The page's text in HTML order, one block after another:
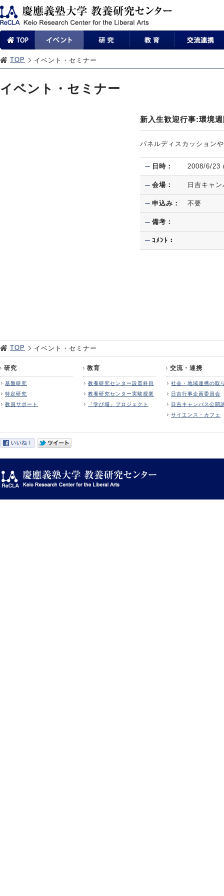
TOP イベント・セミナー
イベント・セミナー
新入生歓迎行事:環境
パネルディスカッション
日時： 2008/6/23
会場： 日吉キャ
申込み： 不要
備考：
ｺﾒﾝﾄ：
TOP イベント・セミナー
研究
基盤研究
特定研究
教員サポート
教育
教養研究センター設置科目
教養研究センター実験授業
「学び場」プロジェクト
交流・連携
社会・地域連携の取
日吉行事企画委員会
日吉キャンパス公開
サイエンス・カフェ